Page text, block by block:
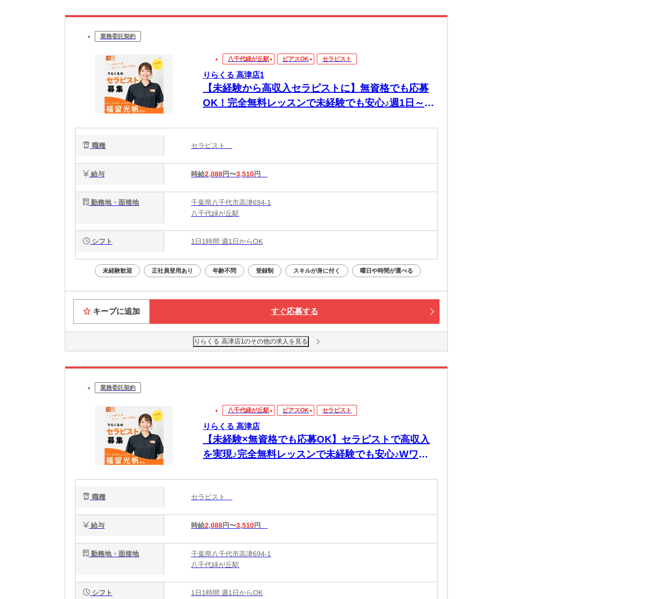
業務委託契約
八千代緑が丘駅 ピアスOK セラピスト
りらくる 高津店1
【未経験から高収入セラピストに】無資格でも応募
OK！完全無料レッスンで未経験でも安心♪週1日～1
職種 セラピスト
給与 時給2,088円〜3,510円
勤務地・面接地
千葉県八千代市高津694-1
八千代緑が丘駅
シフト 1日1時間 週1日からOK
未経験歓迎 正社員登用あり 年齢不問 登録制 スキルが身に付く 曜日や時間が選べる
キープに追加 すぐ応募する
りらくる 高津店1のその他の求人を見る
業務委託契約
八千代緑が丘駅 ピアスOK セラピスト
りらくる 高津店
【未経験×無資格でも応募OK】セラピストで高収入
を実現♪完全無料レッスンで未経験でも安心♪Wワー
職種 セラピスト
給与 時給2,088円〜3,510円
勤務地・面接地
千葉県八千代市高津694-1
八千代緑が丘駅
シフト 1日1時間 週1日からOK